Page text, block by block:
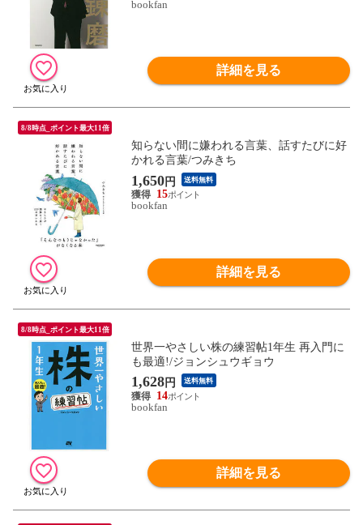
bookfan
詳細を見る
8/8時点_ポイント最大11倍
知らない間に嫌われる言葉、話すたびに好
かれる言葉/つみきち
1,650円 送料無料
15
bookfan
詳細を見る
8/8時点_ポイント最大11倍
世界一やさしい株の練習帖1年生 再入門に
も最適!/ジョンシュウギョウ
1,628円 送料無料
14
bookfan
詳細を見る